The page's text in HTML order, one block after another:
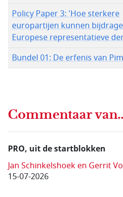
Policy Paper 3: 'Hoe sterkere
europartijen kunnen
Europese representatieve
Bundel 01: De erfenis van
Commentaar
PRO, uit de startblokken
Jan Schinkelshoek en Gerrit
15-07-2026